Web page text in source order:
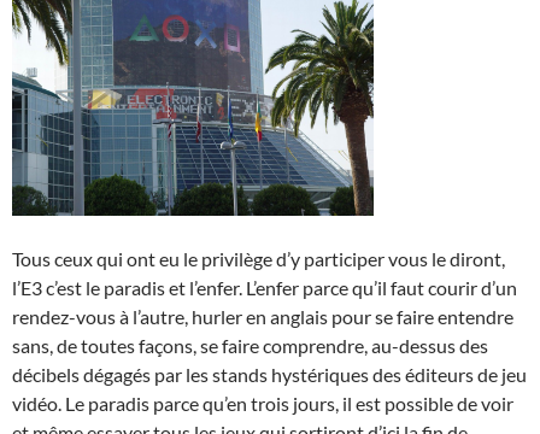
Tous ceux qui ont eu le privilège d’y participer vous le diront,
l’E3 c’est le paradis et l’enfer. L’enfer parce qu’il faut courir d’un
rendez-vous à l’autre, hurler en anglais pour se faire entendre
sans, de toutes façons, se faire comprendre, au-dessus des
décibels dégagés par les stands hystériques des éditeurs de jeu
vidéo. Le paradis parce qu’en trois jours, il est possible de voir